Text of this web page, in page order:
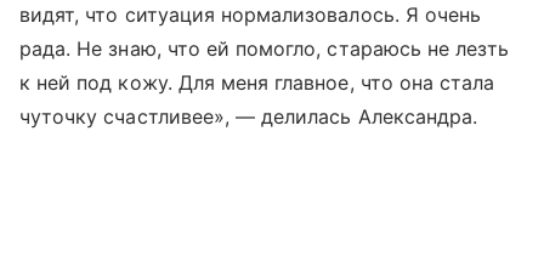
видят, что ситуация нормализовалось. Я очень
рада. Не знаю, что ей помогло, стараюсь не лезть
к ней под кожу. Для меня главное, что она стала
чуточку счастливее», — делилась Александра.